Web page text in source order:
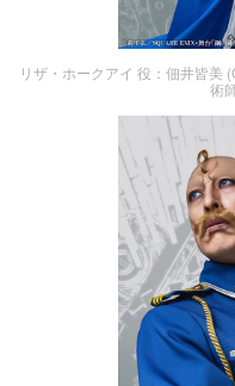
リザ・ホークアイ 役：佃井皆美
術